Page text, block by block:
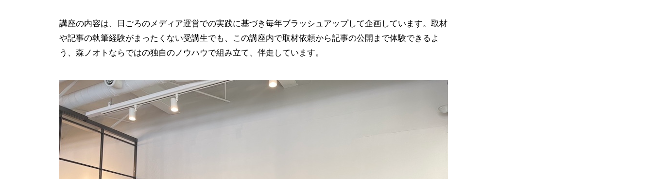
講座の内容は、日ごろのメディア運営での実践に基づき毎年ブラッシュアップして企画しています。取材
や記事の執筆経験がまったくない受講生でも、この講座内で取材依頼から記事の公開まで体験できるよ
う、森ノオトならではの独自のノウハウで組み立て、伴走しています。